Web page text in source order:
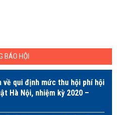
BÁO HỘI
về qui định mức thu hội phí hội
Hà Nội, nhiệm kỳ 2020 –